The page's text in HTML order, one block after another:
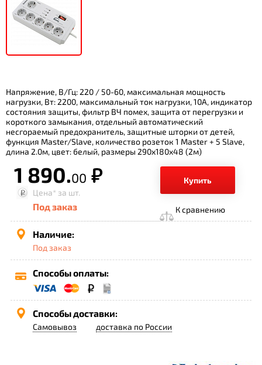
Напряжение, В/Гц: 220 / 50-60, максимальная мощность
нагрузки, Вт: 2200, максимальный ток нагрузки, 10А, индикатор
состояния защиты, фильтр ВЧ помех, защита от перегрузки и
короткого замыкания, отдельный автоматический
несгораемый предохранитель, защитные шторки от детей,
функция Master/Slave, количество розеток 1 Master + 5 Slave,
длина 2.0м, цвет: белый, размеры 290x180x48 (2м)
1 890.00 р.
Купить
Цена* за шт.
Под заказ К сравнению
Наличие:
Под заказ
Способы оплаты:
Способы доставки:
Самовывоз доставка по России